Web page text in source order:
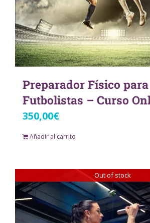
Preparador Físico para
Futbolistas – Curso
350,00€
Añadir al carrito
Out of stock